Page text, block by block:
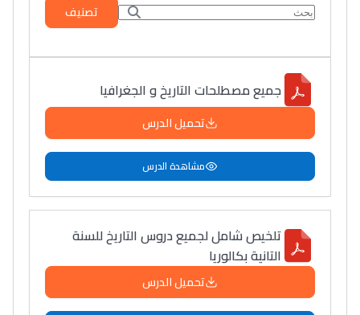
تصنيف
جميع مصطلحات التاريخ و الجغرافيا
تحميل الدرس
مشاهدة الدرس
تلخيص شامل لجميع دروس التاريخ للسنة
التانية بكالوريا
تحميل الدرس